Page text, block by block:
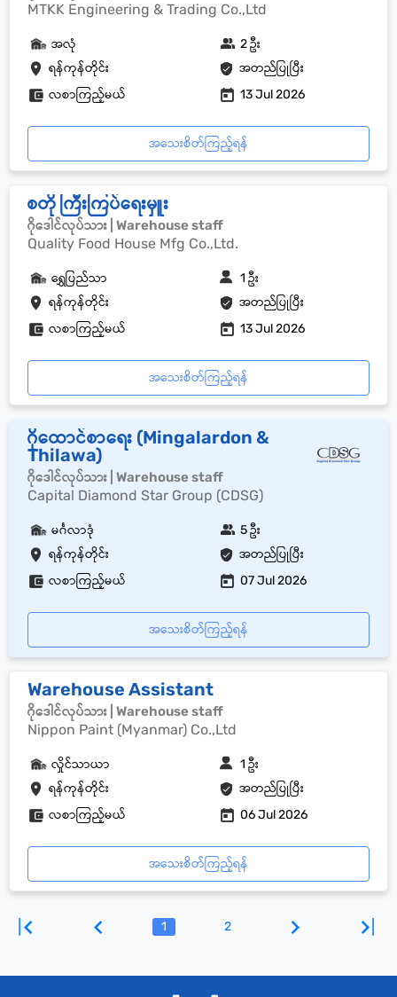
MTKK Engineering & Trading Co.,Ltd
ရန်ကုန်တိုင်း အတည်ပြုပြီး
အလုံ 2 ဦး
လစာကြည့်မယ် 13 Jul 2026
အသေးစိတ်ကြည့်ရန်
စတို ကြီးကြပ်ရေးမှူး
ဂိုဒေါင်လုပ်သား | Warehouse staff
Quality Food House Mfg Co.,Ltd.
ရန်ကုန်တိုင်း အတည်ပြုပြီး
ရွှေပြည်သာ 1 ဦး
လစာကြည့်မယ် 13 Jul 2026
အသေးစိတ်ကြည့်ရန်
ဂိုထောင်စာရေး (Mingalardon &
Thilawa)
ဂိုဒေါင်လုပ်သား | Warehouse staff
Capital Diamond Star Group (CDSG)
ရန်ကုန်တိုင်း အတည်ပြုပြီး
မင်္ဂလာဒုံ 5 ဦး
လစာကြည့်မယ် 07 Jul 2026
အသေးစိတ်ကြည့်ရန်
Warehouse Assistant
ဂိုဒေါင်လုပ်သား | Warehouse staff
Nippon Paint (Myanmar) Co.,Ltd
ရန်ကုန်တိုင်း အတည်ပြုပြီး
လှိုင်သာယာ 1 ဦး
လစာကြည့်မယ် 06 Jul 2026
အသေးစိတ်ကြည့်ရန်
1 2